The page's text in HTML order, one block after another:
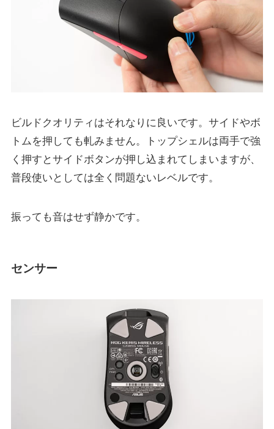
ビルドクオリティはそれなりに良いです。サイドやボ
トムを押しても軋みません。トップシェルは両手で強
く押すとサイドボタンが押し込まれてしまいますが、
普段使いとしては全く問題ないレベルです。
振っても音はせず静かです。
センサー